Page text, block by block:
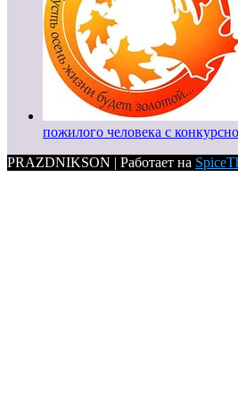
пожилого человека с
PRAZDNIKSON | Работает на